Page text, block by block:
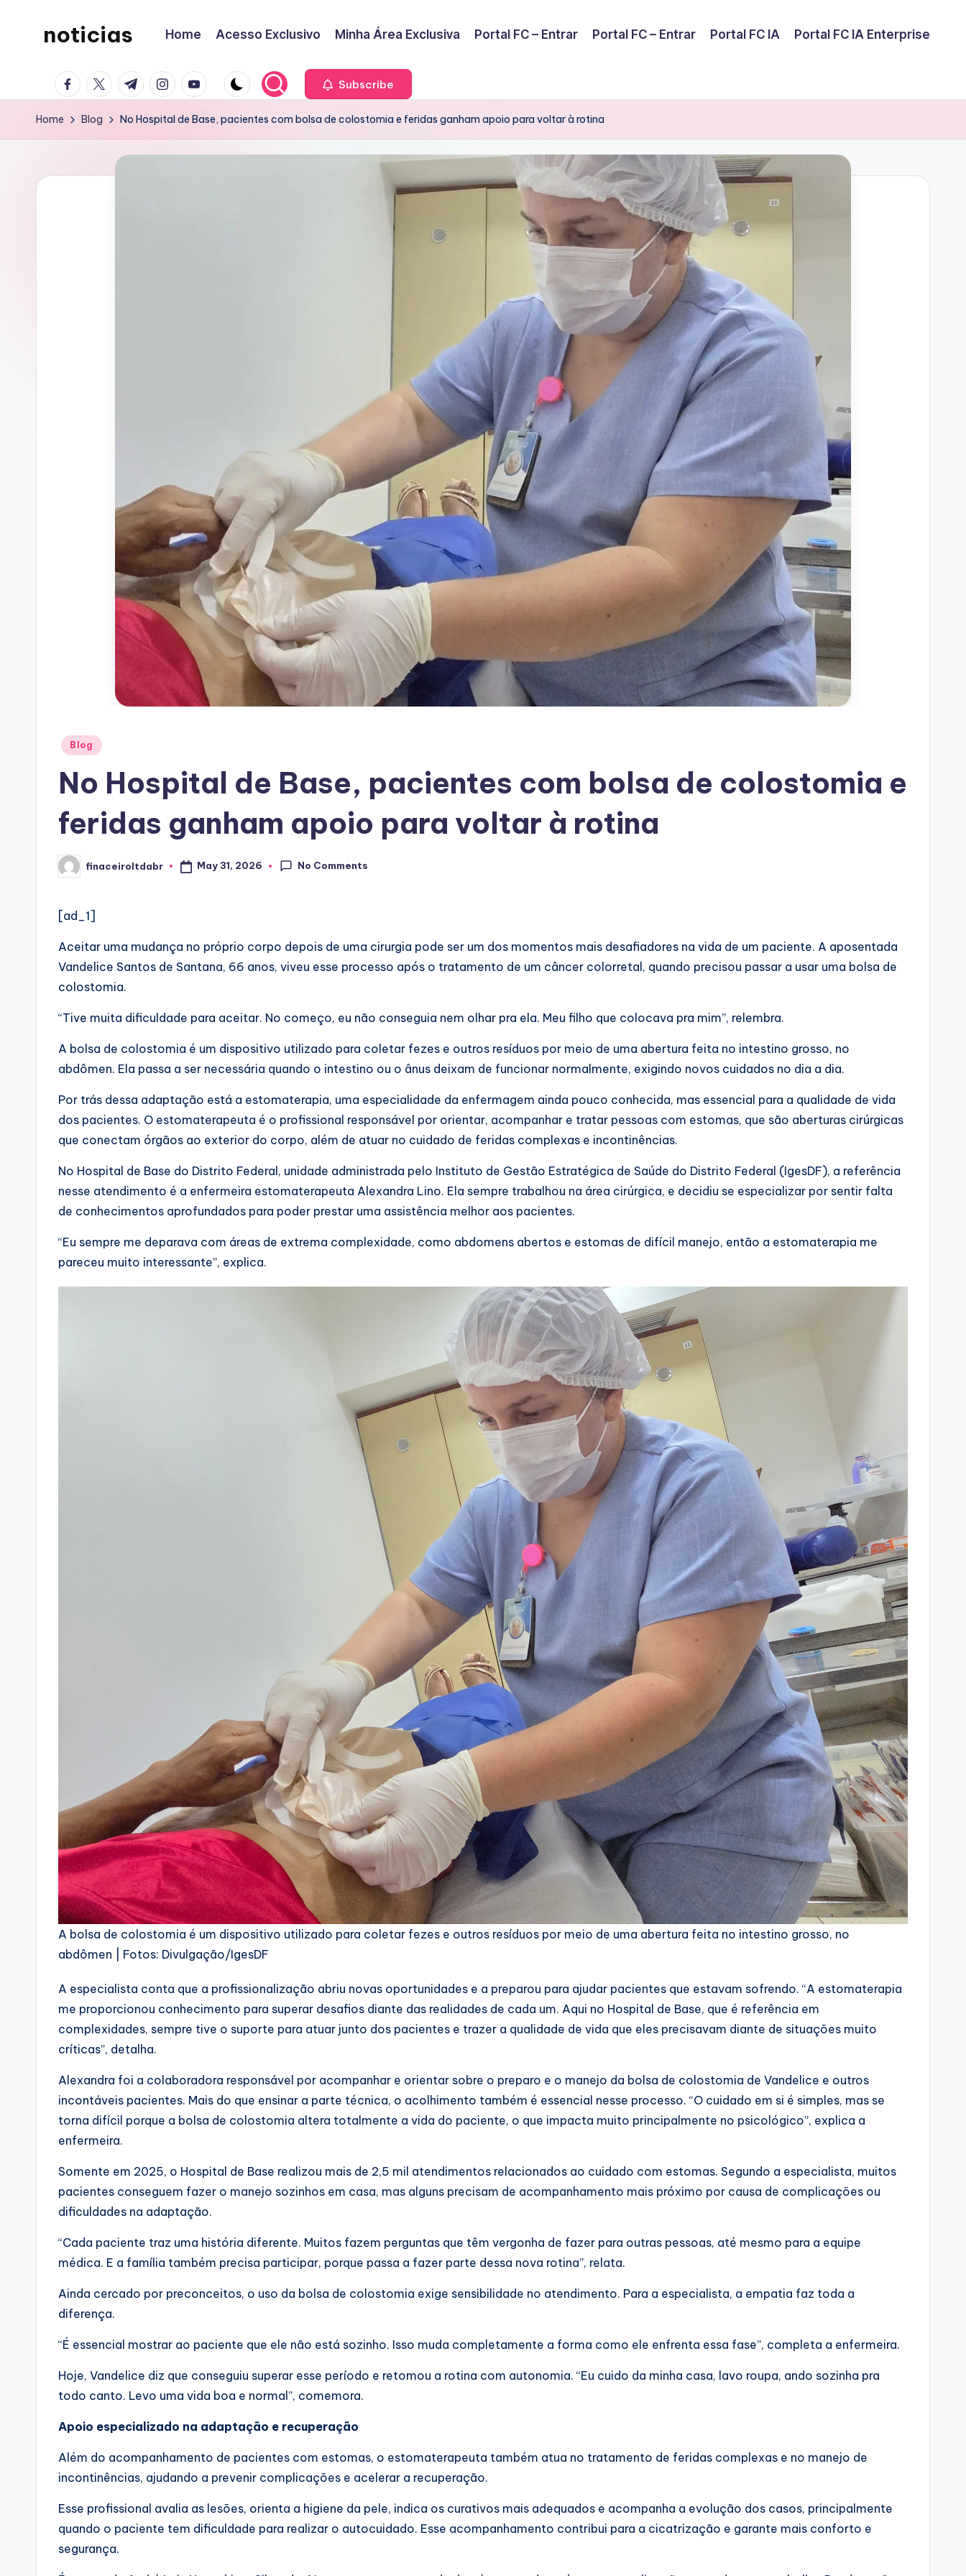
noticias Home Acesso Exclusivo Minha Área Exclusiva Portal FC – Entrar Portal FC – Entrar Portal FC IA Portal FC IA Enterprise
facebook.com
twitter.com
t.me instagram.com
youtube.com Subscribe
Home Blog No Hospital de Base, pacientes com bolsa de colostomia e feridas ganham apoio para voltar à rotina
Posted
Blog
No Hospital de Base, pacientes com bolsa de colostomia e
feridas ganham apoio para voltar à rotina
Posted
by
finaceiroltdabr May 31, 2026 No Comments
[ad_1]
Aceitar uma mudança no próprio corpo depois de uma cirurgia pode ser um dos momentos mais desafiadores na vida de um paciente. A aposentada
Vandelice Santos de Santana, 66 anos, viveu esse processo após o tratamento de um câncer colorretal, quando precisou passar a usar uma bolsa de
colostomia.
“Tive muita dificuldade para aceitar. No começo, eu não conseguia nem olhar pra ela. Meu filho que colocava pra mim”, relembra.
A bolsa de colostomia é um dispositivo utilizado para coletar fezes e outros resíduos por meio de uma abertura feita no intestino grosso, no
abdômen. Ela passa a ser necessária quando o intestino ou o ânus deixam de funcionar normalmente, exigindo novos cuidados no dia a dia.
Por trás dessa adaptação está a estomaterapia, uma especialidade da enfermagem ainda pouco conhecida, mas essencial para a qualidade de vida
dos pacientes. O estomaterapeuta é o profissional responsável por orientar, acompanhar e tratar pessoas com estomas, que são aberturas cirúrgicas
que conectam órgãos ao exterior do corpo, além de atuar no cuidado de feridas complexas e incontinências.
No Hospital de Base do Distrito Federal, unidade administrada pelo Instituto de Gestão Estratégica de Saúde do Distrito Federal (IgesDF), a referência
nesse atendimento é a enfermeira estomaterapeuta Alexandra Lino. Ela sempre trabalhou na área cirúrgica, e decidiu se especializar por sentir falta
de conhecimentos aprofundados para poder prestar uma assistência melhor aos pacientes.
“Eu sempre me deparava com áreas de extrema complexidade, como abdomens abertos e estomas de difícil manejo, então a estomaterapia me
pareceu muito interessante”, explica.
A bolsa de colostomia é um dispositivo utilizado para coletar fezes e outros resíduos por meio de uma abertura feita no intestino grosso, no
abdômen | Fotos: Divulgação/IgesDF
A especialista conta que a profissionalização abriu novas oportunidades e a preparou para ajudar pacientes que estavam sofrendo. “A estomaterapia
me proporcionou conhecimento para superar desafios diante das realidades de cada um. Aqui no Hospital de Base, que é referência em
complexidades, sempre tive o suporte para atuar junto dos pacientes e trazer a qualidade de vida que eles precisavam diante de situações muito
críticas”, detalha.
Alexandra foi a colaboradora responsável por acompanhar e orientar sobre o preparo e o manejo da bolsa de colostomia de Vandelice e outros
incontáveis pacientes. Mais do que ensinar a parte técnica, o acolhimento também é essencial nesse processo. “O cuidado em si é simples, mas se
torna difícil porque a bolsa de colostomia altera totalmente a vida do paciente, o que impacta muito principalmente no psicológico”, explica a
enfermeira.
Somente em 2025, o Hospital de Base realizou mais de 2,5 mil atendimentos relacionados ao cuidado com estomas. Segundo a especialista, muitos
pacientes conseguem fazer o manejo sozinhos em casa, mas alguns precisam de acompanhamento mais próximo por causa de complicações ou
dificuldades na adaptação.
“Cada paciente traz uma história diferente. Muitos fazem perguntas que têm vergonha de fazer para outras pessoas, até mesmo para a equipe
médica. E a família também precisa participar, porque passa a fazer parte dessa nova rotina”, relata.
Ainda cercado por preconceitos, o uso da bolsa de colostomia exige sensibilidade no atendimento. Para a especialista, a empatia faz toda a
diferença.
“É essencial mostrar ao paciente que ele não está sozinho. Isso muda completamente a forma como ele enfrenta essa fase”, completa a enfermeira.
Hoje, Vandelice diz que conseguiu superar esse período e retomou a rotina com autonomia. “Eu cuido da minha casa, lavo roupa, ando sozinha pra
todo canto. Levo uma vida boa e normal”, comemora.
Apoio especializado na adaptação e recuperação
Além do acompanhamento de pacientes com estomas, o estomaterapeuta também atua no tratamento de feridas complexas e no manejo de
incontinências, ajudando a prevenir complicações e acelerar a recuperação.
Esse profissional avalia as lesões, orienta a higiene da pele, indica os curativos mais adequados e acompanha a evolução dos casos, principalmente
quando o paciente tem dificuldade para realizar o autocuidado. Esse acompanhamento contribui para a cicatrização e garante mais conforto e
segurança.